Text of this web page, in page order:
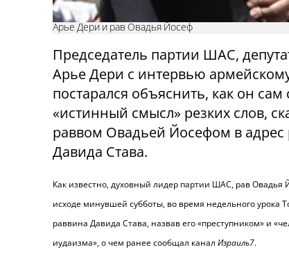
Арье Дери и рав Овадья Йосеф
Председатель партии ШАС,
Арье Дери с интервью
постарался объяснить, как он сам
«истинный смысл» резких слов,
раввом Овадьей Йосефом в адрес
Давида Става.
Как известно, духовный лидер партии ШАС, рав Овадья
исходе минувшей субботы, во время недельного урока
раввина Давида Става, назвав его «преступником» и
иудаизма», о чем ранее сообщал канал Израиль7.